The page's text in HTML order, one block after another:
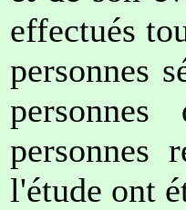
effectués
personnes
personnes
l'étude ont